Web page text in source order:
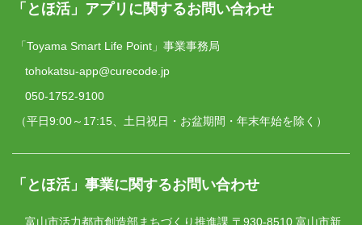
「とほ活」アプリに関するお問い合わせ
「Toyama Smart Life Point」事業事務局
tohokatsu-app@curecode.jp
050-1752-9100
（平日9:00～17:15、土日祝日・お盆期間・年末年始を除く）
「とほ活」事業に関するお問い合わせ
富山市活力都市創造部まちづくり推進課 〒930-8510 富山市新